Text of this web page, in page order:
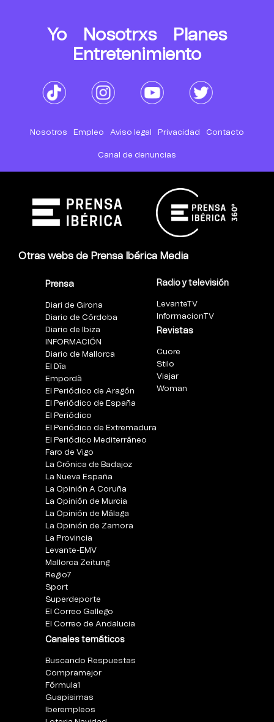
Yo Nosotrxs
Planes
Entretenimiento
Nosotros Empleo Aviso legal Privacidad Contacto
Canal de denuncias
Otras webs de Prensa Ibérica Media
Prensa
Diari de Girona
Diario de Córdoba
Diario de Ibiza
INFORMACIÓN
Diario de Mallorca
El Día
Empordà
El Periódico de Aragón
El Periódico de España
El Periódico
El Periódico de Extremadura
El Periódico Mediterráneo
Faro de Vigo
La Crónica de Badajoz
La Nueva España
La Opinión A Coruña
La Opinión de Murcia
La Opinión de Málaga
La Opinión de Zamora
La Provincia
Levante-EMV
Mallorca Zeitung
Regio7
Sport
Superdeporte
El Correo Gallego
El Correo de Andalucia
Canales temáticos
Buscando Respuestas
Compramejor
Fórmula1
Guapisimas
Iberempleos
Radio y televisión
LevanteTV
InformacionTV
Revistas
Cuore
Stilo
Viajar
Woman